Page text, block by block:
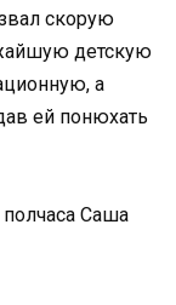
скорую
детскую
а
ей понюхать
Саша